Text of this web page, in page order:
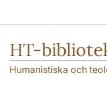
HT-
Humanistiska och